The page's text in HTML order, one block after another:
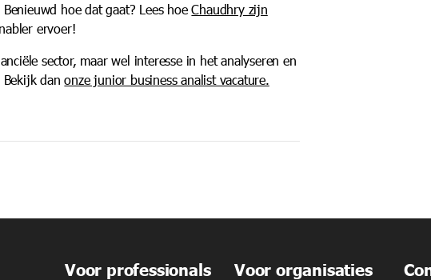
hoe dat gaat? Lees hoeChaudhry zijn
ervoer!
sector, maar wel interesse in het analyseren en
Bekijk danonze junior business analist vacature.
Voor professionals Voor organisaties